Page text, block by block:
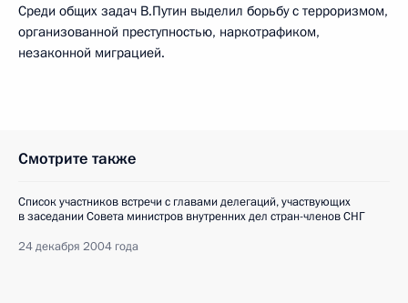
Среди общих задач В.Путин выделил борьбу с терроризмом,
организованной преступностью, наркотрафиком,
незаконной миграцией.
Смотрите также
Список участников встречи c главами делегаций, участвующих
в заседании Совета министров внутренних дел стран-членов СНГ
24 декабря 2004 года